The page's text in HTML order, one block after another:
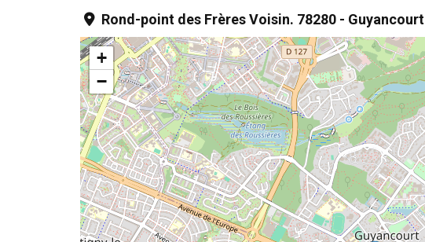
Rond-point des Frères Voisin. 78280 - Guyancourt
+
−